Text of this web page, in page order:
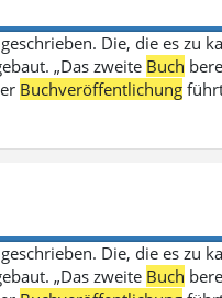
geschrieben. Die, die es zu
„Das zweite Buch
Buchveröffentlichung
geschrieben. Die, die es zu
„Das zweite Buch